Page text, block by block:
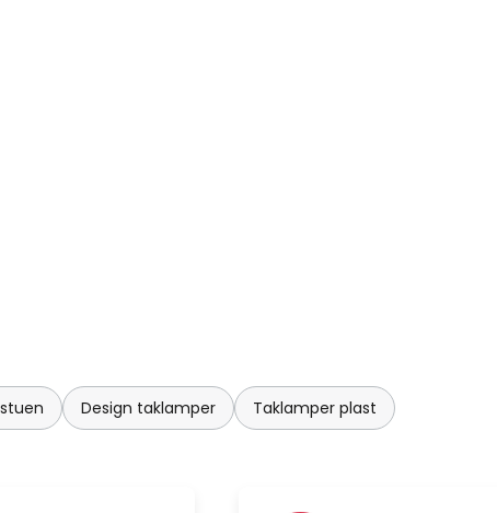
og fremragende
Design taklamper Taklamper plast